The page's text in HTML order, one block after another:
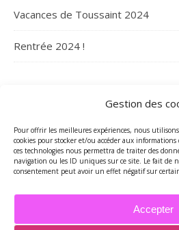
Gestion des
Pour offrir les meilleures expériences, nous
cookies pour stocker et/ou accéder aux
ces technologies nous permettra de traiter des
navigation ou les ID uniques sur ce site. Le fait de
consentement peut avoir un effet négatif sur
Accepter
Vacances de Toussaint 2024
Rentrée 2024 !
Archives